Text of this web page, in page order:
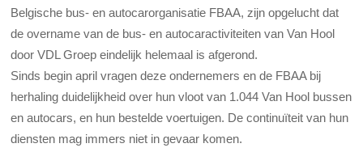
Belgische bus- en autocarorganisatie FBAA, zijn opgelucht dat
de overname van de bus- en autocaractiviteiten van Van Hool
door VDL Groep eindelijk helemaal is afgerond.
Sinds begin april vragen deze ondernemers en de FBAA bij
herhaling duidelijkheid over hun vloot van 1.044 Van Hool bussen
en autocars, en hun bestelde voertuigen. De continuïteit van hun
diensten mag immers niet in gevaar komen.